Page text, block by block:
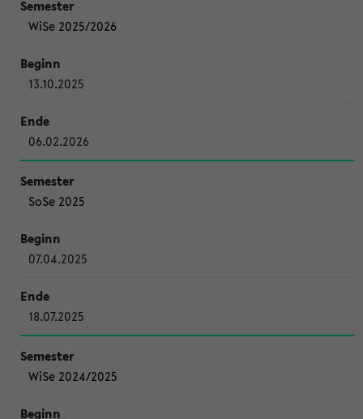
WiSe 2025/2026
13.10.2025
06.02.2026
SoSe 2025
07.04.2025
18.07.2025
WiSe 2024/2025